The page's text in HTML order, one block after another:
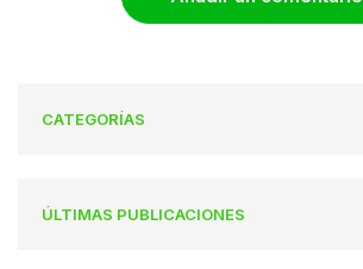
CATEGORÍAS
ÚLTIMAS PUBLICACIONES